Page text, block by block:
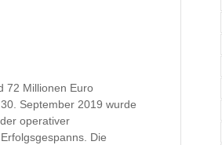
72 Millionen Euro
September 2019 wurde
operativer
Die